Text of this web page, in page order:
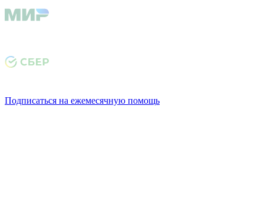
Подписаться на ежемесячную помощь